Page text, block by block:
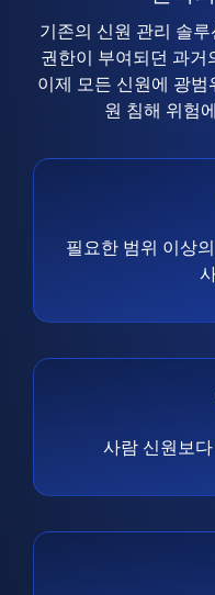
기존의 신원 관리 솔
권한이 부여되던 과거
이제 모든 신원에 광
원 침해 위험
필요한 범위 이상
사람 신원보